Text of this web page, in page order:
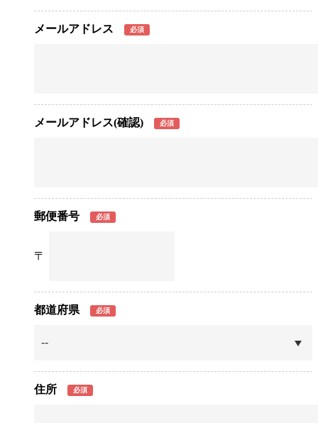
メールアドレス 必須
メールアドレス(確認) 必須
郵便番号 必須
都道府県 必須
住所 必須